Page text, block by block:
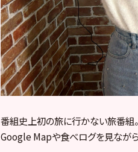
番組史上初の旅に行かない旅番組。
Google Mapや食べログを見なが